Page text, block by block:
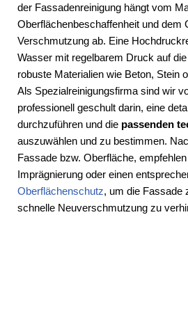
der Fassadenreinigung hängt vom
Oberflächenbeschaffenheit und dem
Verschmutzung ab. Eine
Wasser mit regelbarem Druck auf
robuste Materialien wie Beton, Stein
Als Spezialreinigungsfirma sind wir
professionell geschult darin, eine
durchzuführen und die passenden
auszuwählen und zu bestimmen.
Fassade bzw. Oberfläche,
Imprägnierung oder einen
Oberflächenschutz, um die Fassade
schnelle Neuverschmutzung zu